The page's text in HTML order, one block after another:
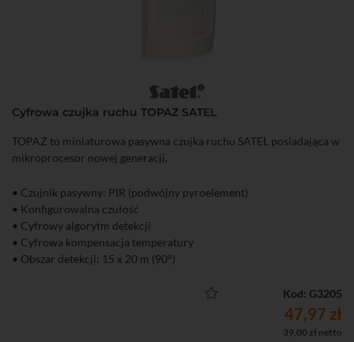
Cyfrowa czujka ruchu TOPAZ SATEL
TOPAZ to miniaturowa pasywna czujka ruchu SATEL posiadająca w
mikroprocesor nowej generacji.
• Czujnik pasywny: PIR (podwójny pyroelement)
• Konfigurowalna czułość
• Cyfrowy algorytm detekcji
• Cyfrowa kompensacja temperatury
• Obszar detekcji: 15 x 20 m (90°)
Kod: G3205
47,97 zł
39,00 zł netto